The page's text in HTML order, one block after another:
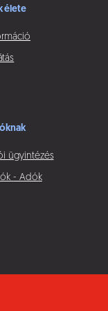
élete
ügyintézés
- Adók